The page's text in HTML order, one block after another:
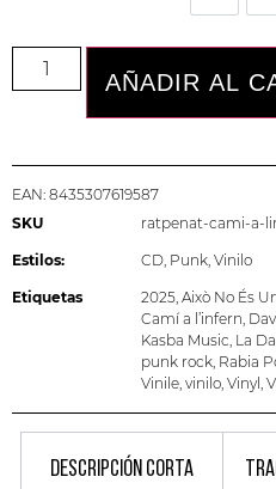
AÑADIR AL
EAN: 8435307619587
SKU
ratpenat-cami-a-
Estilos: CD, Punk, Vinilo
Etiquetas 2025, Això No És
Camí a l’infern,
Kasba Music, La
punk rock, Rabia
Vinile, vinilo, Vinyl,
DESCRIPCIÓN CORTA